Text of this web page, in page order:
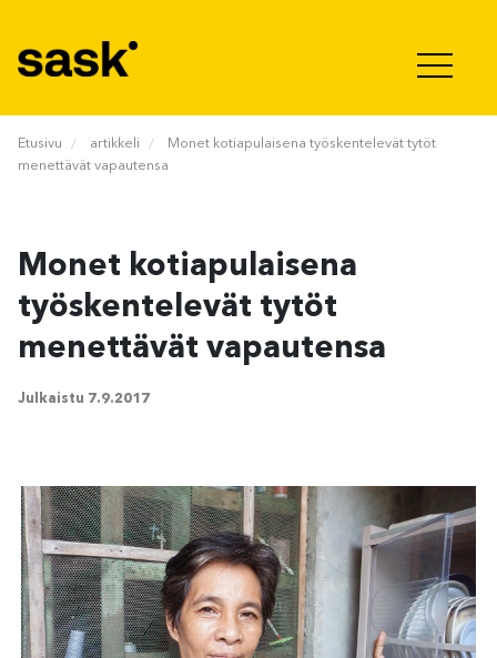
Etusivu artikkeli
Monet kotiapulaisena työskentelevät tytöt
menettävät vapautensa
Monet kotiapulaisena
työskentelevät tytöt
menettävät vapautensa
Julkaistu 7.9.2017